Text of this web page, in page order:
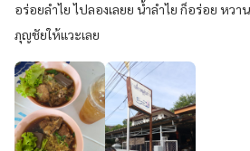
อร่อยลำไย ไปลองเลยย น้ำลำไย ก็อร่อย หว
ภุญชัยให้แวะเลย